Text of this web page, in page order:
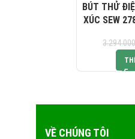
BÚT THỬ
XÚC SEW
VỀ CHÚNG TÔI